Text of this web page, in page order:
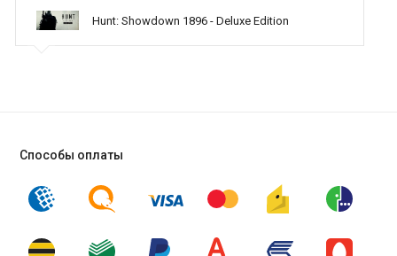
поддержку населению и походу из всех только вы и
оказываете помощьHunt: Showdown 1896 - Deluxe Edition
Способы оплаты